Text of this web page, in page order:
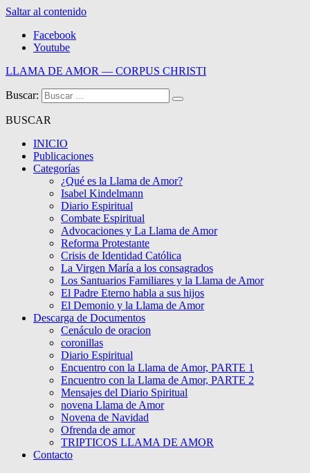
Saltar al contenido
Facebook
Youtube
LLAMA DE AMOR — CORPUS CHRISTI
Blog de la Llama de Amor
Buscar:
BUSCAR
INICIO
Publicaciones
Categorías
¿Qué es la Llama de Amor?
Isabel Kindelmann
Diario Espiritual
Combate Espiritual
Advocaciones y La Llama de Amor
Reforma Protestante
Crisis de Identidad Católica
La Virgen María a los consagrados
Los Santuarios Familiares y la Llama de Amor
El Padre Eterno habla a sus hijos
El Demonio y la Llama de Amor
Descarga de Documentos
Cenáculo de oracion
coronillas
Diario Espiritual
Encuentro con la Llama de Amor, PARTE 1
Encuentro con la Llama de Amor, PARTE 2
Mensajes del Diario Spiritual
novena Llama de Amor
Novena de Navidad
Ofrenda de amor
TRIPTICOS LLAMA DE AMOR
Contacto